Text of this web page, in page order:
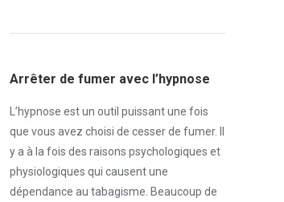
Arrêter de fumer avec l’hypnose
L’hypnose est un outil puissant une fois
que vous avez choisi de cesser de fumer. Il
y a à la fois des raisons psychologiques et
physiologiques qui causent une
dépendance au tabagisme. Beaucoup de